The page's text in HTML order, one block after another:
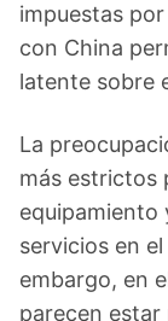
impuestas
con China
latente sobre
La
más estrictos
equipamiento
servicios en
embargo, en
parecen